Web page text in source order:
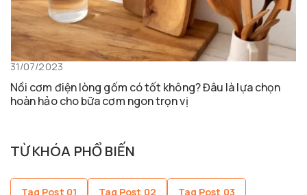
31/07/2023
Nồi cơm điện lòng gốm có tốt không? Đâu là lựa chọn
hoàn hảo cho bữa cơm ngon trọn vị
TỪ KHÓA PHỔ BIẾN
Tag Post 01 Tag Post 02 Tag Post 03